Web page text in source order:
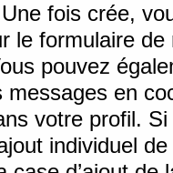
Une fois crée,
le formulaire de
pouvez
messages en
votre profil.
individuel